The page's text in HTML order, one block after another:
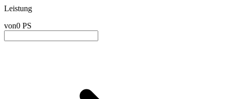
Leistung
von0 PS